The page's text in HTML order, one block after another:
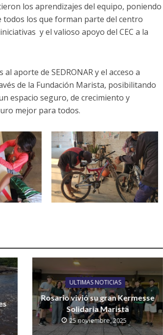
los aprendizajes del equipo, poniendo
todos los que forman parte del centro
y el valioso apoyo del CEC a la
aporte de SEDRONAR y el acceso a
de la Fundación Marista, posibilitando
espacio seguro, de crecimiento y
mejor para todos.
ULTIMAS NOTICIAS
Rosario vivió su gran Kermesse
Solidaria Marista
25 noviembre, 2025